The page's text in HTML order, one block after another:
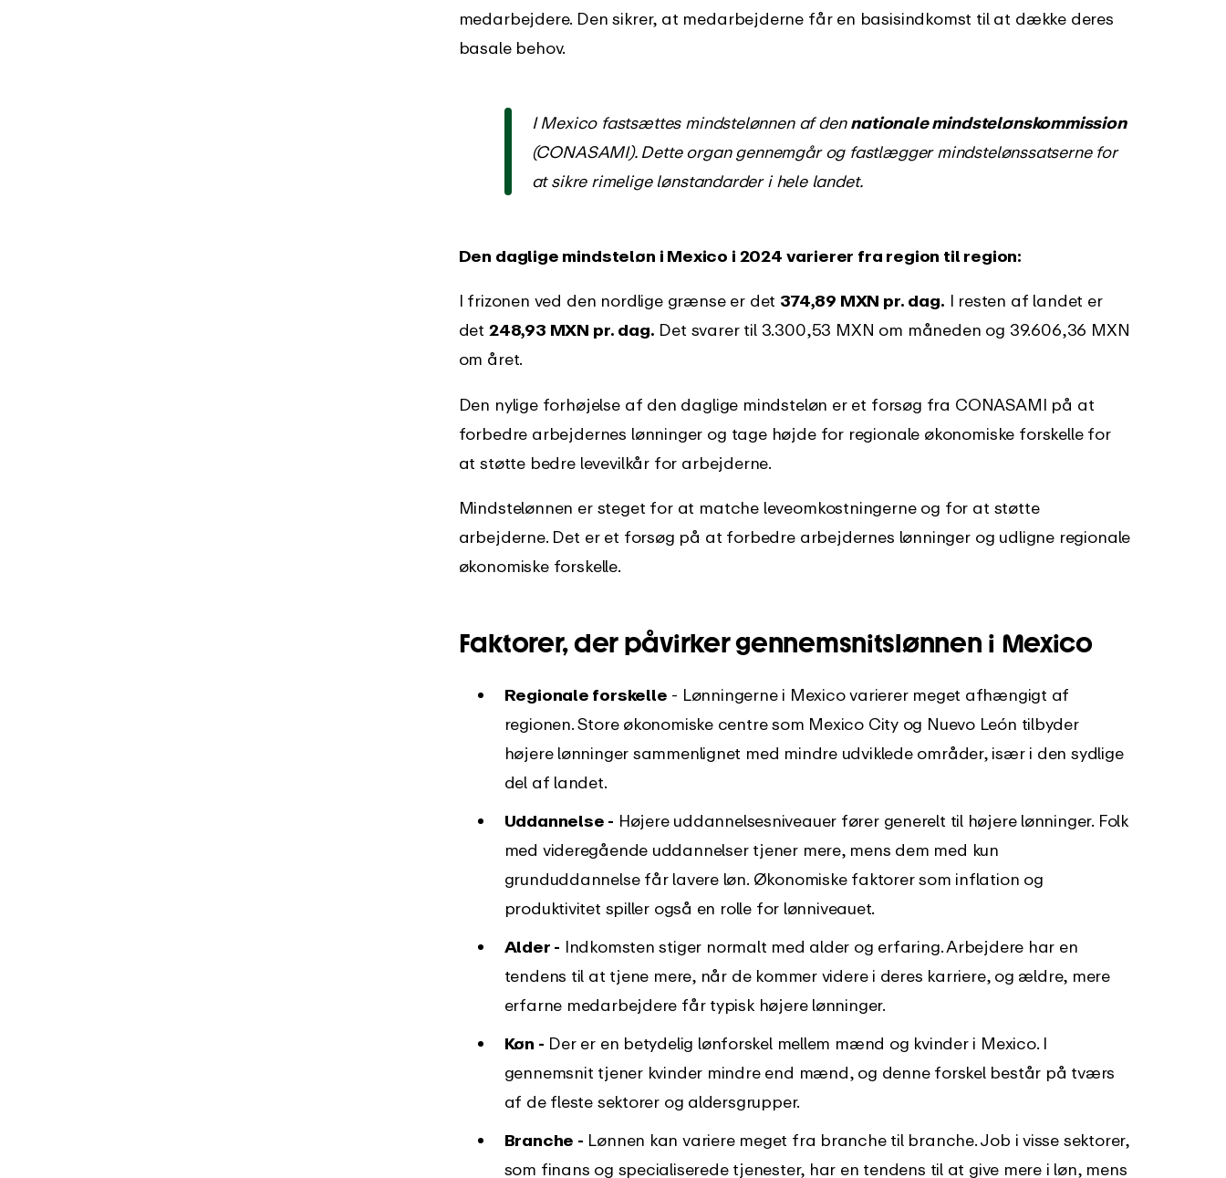
medarbejdere. Den sikrer, at medarbejderne får en basisindkomst til at dække deres
basale behov.
I Mexico fastsættes mindstelønnen af dennationale mindstelønskommission
(CONASAMI). Dette organ gennemgår og fastlægger mindstelønssatserne for
at sikre rimelige lønstandarder i hele landet.
Den daglige mindsteløn i Mexico i 2024 varierer fra region til region:
I frizonen ved den nordlige grænse er det 374,89 MXN pr. dag. I resten af landet er
det 248,93 MXN pr. dag. Det svarer til 3.300,53 MXN om måneden og 39.606,36 MXN
om året.
Den nylige forhøjelse af den daglige mindsteløn er et forsøg fra CONASAMI på at
forbedre arbejdernes lønninger og tage højde for regionale økonomiske forskelle for
at støtte bedre levevilkår for arbejderne.
Mindstelønnen er steget for at matche leveomkostningerne og for at støtte
arbejderne. Det er et forsøg på at forbedre arbejdernes lønninger og udligne regionale
økonomiske forskelle.
Faktorer, der påvirker gennemsnitslønnen i Mexico
Regionale forskelle - Lønningerne i Mexico varierer meget afhængigt af
regionen. Store økonomiske centre som Mexico City og Nuevo León tilbyder
højere lønninger sammenlignet med mindre udviklede områder, især i den sydlige
del af landet.
Uddannelse - Højere uddannelsesniveauer fører generelt til højere lønninger. Folk
med videregående uddannelser tjener mere, mens dem med kun
grunduddannelse får lavere løn. Økonomiske faktorer som inflation og
produktivitet spiller også en rolle for lønniveauet.
Alder - Indkomsten stiger normalt med alder og erfaring. Arbejdere har en
tendens til at tjene mere, når de kommer videre i deres karriere, og ældre, mere
erfarne medarbejdere får typisk højere lønninger.
Køn - Der er en betydelig lønforskel mellem mænd og kvinder i Mexico. I
gennemsnit tjener kvinder mindre end mænd, og denne forskel består på tværs
af de fleste sektorer og aldersgrupper.
Branche - Lønnen kan variere meget fra branche til branche. Job i visse sektorer,
som finans og specialiserede tjenester, har en tendens til at give mere i løn, mens